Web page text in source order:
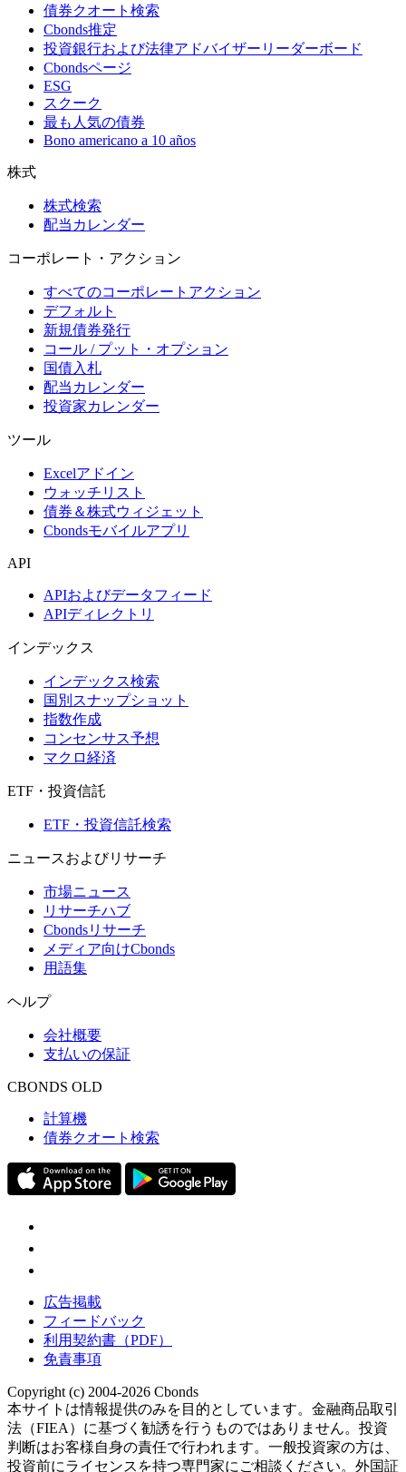
債券クオート検索
Cbonds推定
投資銀行および法律アドバイザーリーダーボード
Cbondsページ
ESG
スクーク
最も人気の債券
Bono americano a 10 años
株式
株式検索
配当カレンダー
コーポレート・アクション
すべてのコーポレートアクション
デフォルト
新規債券発行
コール / プット・オプション
国債入札
配当カレンダー
投資家カレンダー
ツール
Excelアドイン
ウォッチリスト
債券＆株式ウィジェット
Cbondsモバイルアプリ
API
APIおよびデータフィード
APIディレクトリ
インデックス
インデックス検索
国別スナップショット
指数作成
コンセンサス予想
マクロ経済
ETF・投資信託
ETF・投資信託検索
ニュースおよびリサーチ
市場ニュース
リサーチハブ
Cbondsリサーチ
メディア向けCbonds
用語集
ヘルプ
会社概要
支払いの保証
CBONDS OLD
計算機
債券クオート検索
広告掲載
フィードバック
利用契約書（PDF）
免責事項
Copyright (c) 2004-2026 Cbonds
本サイトは情報提供のみを目的としています。金融商品取引
法（FIEA）に基づく勧誘を行うものではありません。投資
判断はお客様自身の責任で行われます。一般投資家の方は、
投資前にライセンスを持つ専門家にご相談ください。外国証